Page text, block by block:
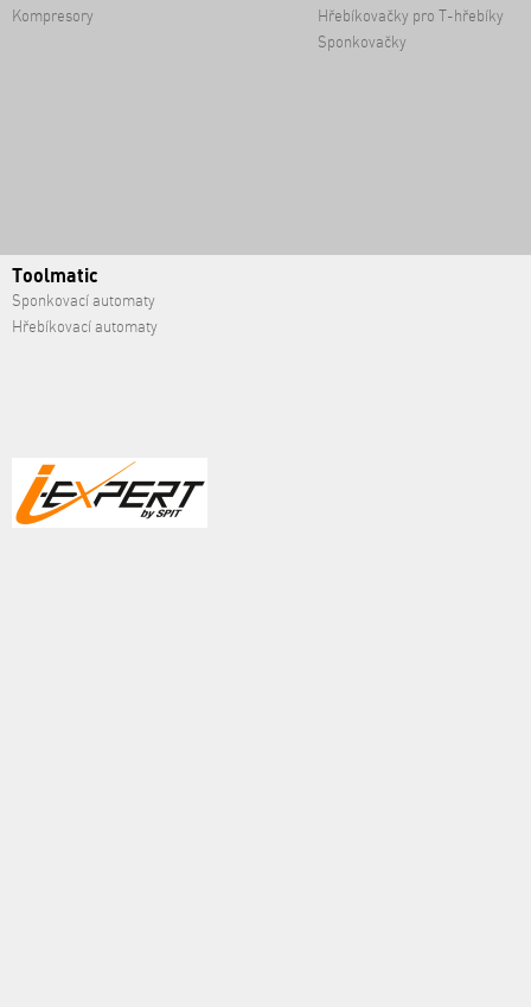
Kompresory
Hřebíkovačky pro T-hřebíky
Sponkovačky
Toolmatic
Sponkovací automaty
Hřebíkovací automaty